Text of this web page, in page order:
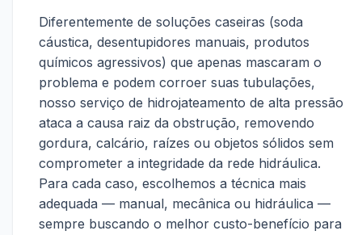
Diferentemente de soluções caseiras (soda
cáustica, desentupidores manuais, produtos
químicos agressivos) que apenas mascaram o
problema e podem corroer suas tubulações,
nosso serviço de hidrojateamento de alta pressão
ataca a causa raiz da obstrução, removendo
gordura, calcário, raízes ou objetos sólidos sem
comprometer a integridade da rede hidráulica.
Para cada caso, escolhemos a técnica mais
adequada — manual, mecânica ou hidráulica —
sempre buscando o melhor custo-benefício para